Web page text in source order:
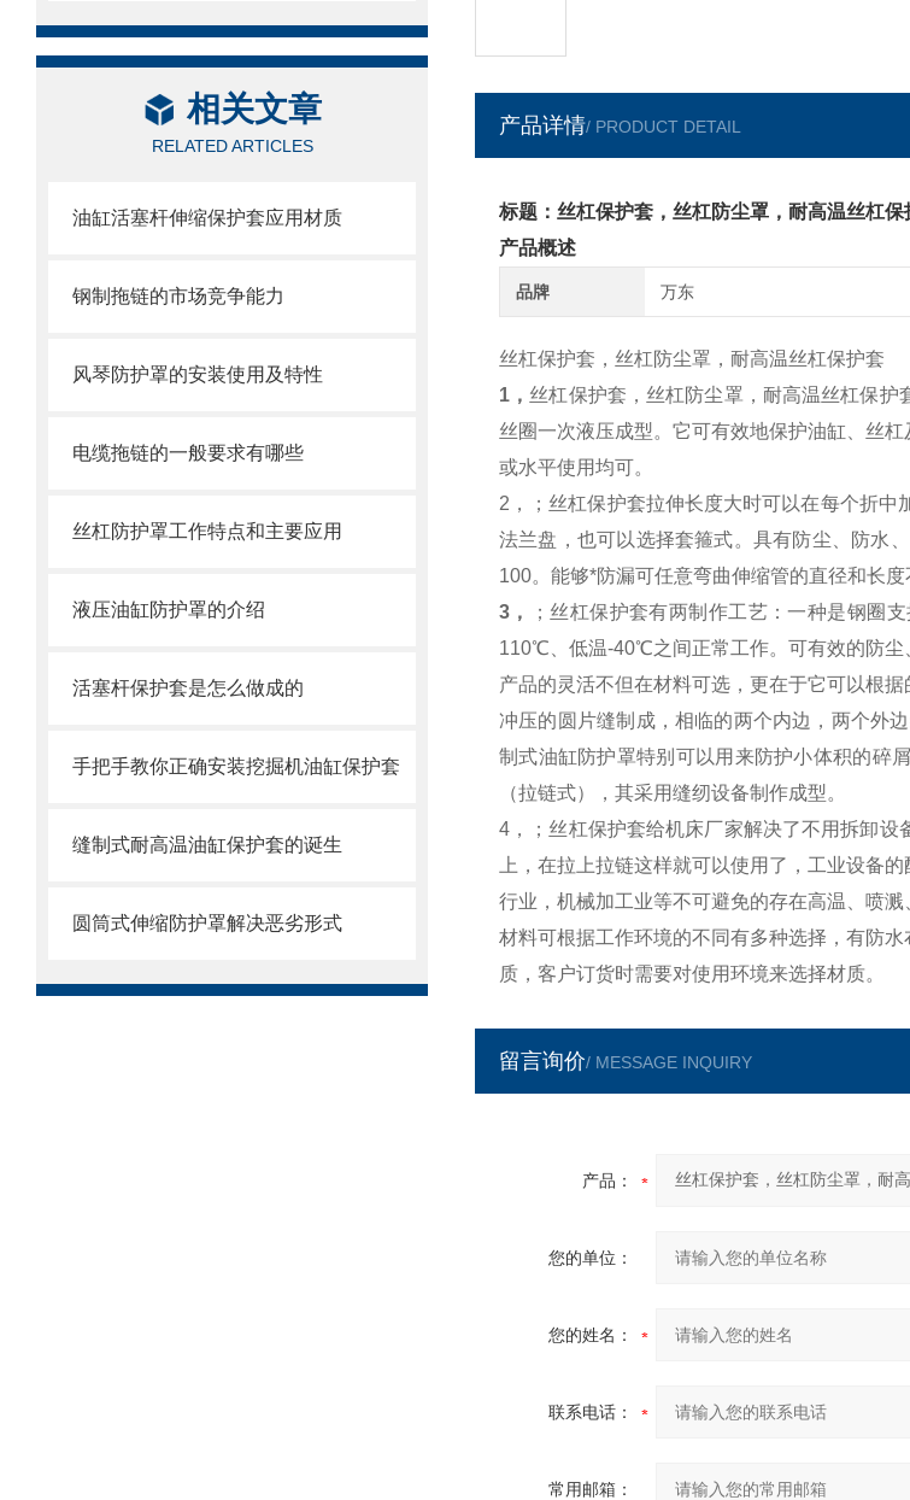
相关文章
RELATED ARTICLES
油缸活塞杆伸缩保护套应用材质
钢制拖链的市场竞争能力
风琴防护罩的安装使用及特性
电缆拖链的一般要求有哪些
丝杠防护罩工作特点和主要应用
液压油缸防护罩的介绍
活塞杆保护套是怎么做成的
手把手教你正确安装挖掘机油缸保护套
缝制式耐高温油缸保护套的诞生
圆筒式伸缩防护罩解决恶劣形式
产品详情/ PRODUCT DETAIL
标题：丝杠保护套，丝杠防尘罩，耐高温丝杠保
产品概述
品牌 万东
丝杠保护套，丝杠防尘罩，耐高温丝杠保护套
1， 丝杠保护套，丝杠防尘罩，耐高温丝杠保护
丝圈一次液压成型。它可有效地保护油缸、丝
或水平使用均可。
2，
； 丝杠保护套拉伸长度大时可以在每个折中
法兰盘，也可以选择套箍式。具有防尘、防水
100。能够*防漏可任意弯曲伸缩管的直径和长度
3，
； 丝杠保护套有两制作工艺：一种是钢圈
110℃、低温-40℃之间正常工作。可有效的防尘
产品的灵活不但在材料可选，更在于它可以根
冲压的圆片缝制成，相临的两个内边，两个外
制式油缸防护罩特别可以用来防护小体积的碎
（拉链式），其采用缝纫设备制作成型。
4，
； 丝杠保护套给机床厂家解决了不用拆卸设
上，在拉上拉链这样就可以使用了，工业设备
行业，机械加工业等不可避免的存在高温、喷
材料可根据工作环境的不同有多种选择，有防
质，客户订货时需要对使用环境来选择材质。
留言询价/ MESSAGE INQUIRY
产品：
您的单位：
您的姓名：
联系电话：
常用邮箱：